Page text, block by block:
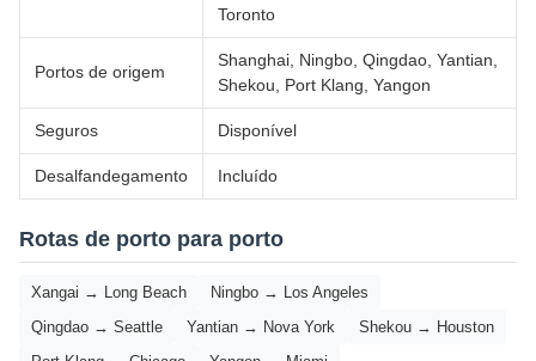
Toronto
Portos de origem
Shanghai, Ningbo, Qingdao, Yantian,
Shekou, Port Klang, Yangon
Seguros Disponível
Desalfandegamento Incluído
Rotas de porto para porto
Xangai → Long Beach
Ningbo → Los Angeles
Qingdao → Seattle
Yantian → Nova York
Shekou → Houston